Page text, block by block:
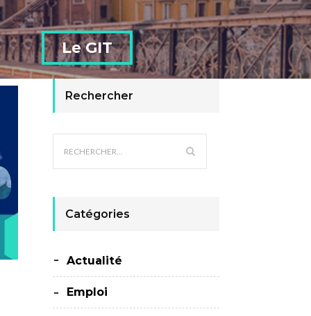
Le GIT
Rechercher
Catégories
Actualité
Emploi